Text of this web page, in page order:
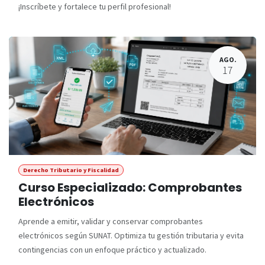
¡Inscríbete y fortalece tu perfil profesional!
AGO.
17
Derecho Tributario y Fiscalidad
Curso Especializado: Comprobantes
Electrónicos
Aprende a emitir, validar y conservar comprobantes
electrónicos según SUNAT. Optimiza tu gestión tributaria y evita
contingencias con un enfoque práctico y actualizado.